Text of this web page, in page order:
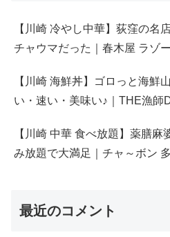
【川崎 冷やし中華】荻窪の名
チャウマだった｜春木屋 ラゾ
【川崎 海鮮丼】ゴロっと海鮮
い・速い・美味い♪｜THE漁師
【川崎 中華 食べ放題】薬膳
み放題で大満足｜チャ～ボン
最近のコメント